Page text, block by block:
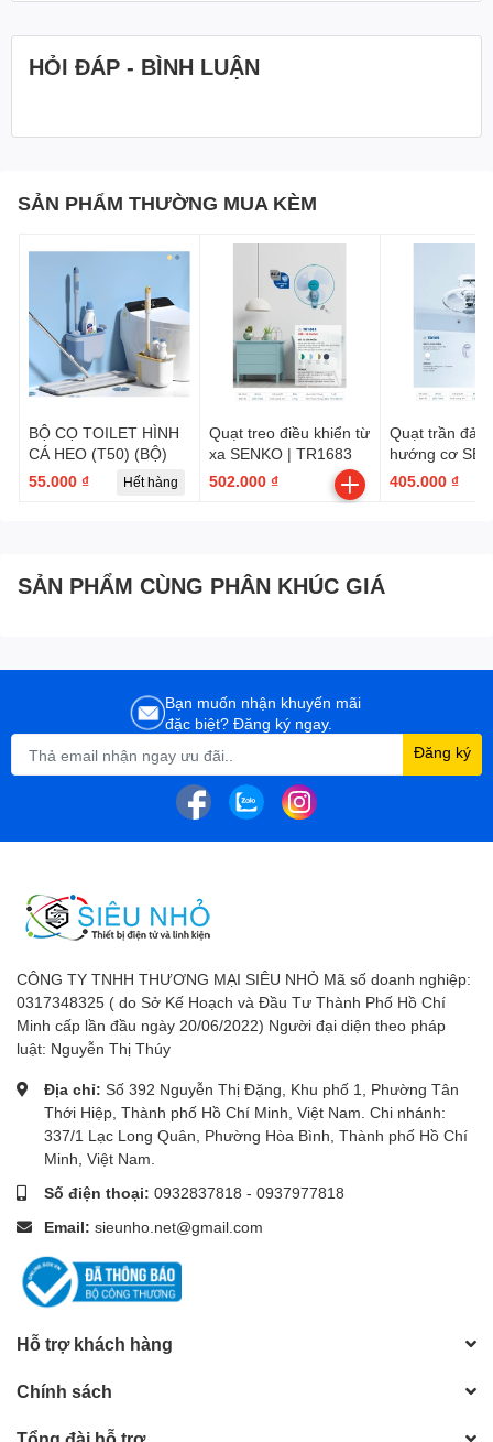
HỎI ĐÁP - BÌNH LUẬN
SẢN PHẨM THƯỜNG MUA KÈM
BỘ CỌ TOILET HÌNH
CÁ HEO (T50) (BỘ)
55.000 ₫
Hết hàng
Quạt treo điều khiển từ
xa SENKO | TR1683
502.000 ₫
Quạt trần đảo
hướng cơ
TD105
405.000 ₫
SẢN PHẨM CÙNG PHÂN KHÚC GIÁ
Bạn muốn nhận khuyến mãi
đặc biệt? Đăng ký ngay.
Đăng ký
CÔNG TY TNHH THƯƠNG MẠI SIÊU NHỎ Mã số doanh nghiệp:
0317348325 ( do Sở Kế Hoạch và Đầu Tư Thành Phố Hồ Chí
Minh cấp lần đầu ngày 20/06/2022) Người đại diện theo pháp
luật: Nguyễn Thị Thúy
Địa chỉ: Số 392 Nguyễn Thị Đặng, Khu phố 1, Phường Tân
Thới Hiệp, Thành phố Hồ Chí Minh, Việt Nam. Chi nhánh:
337/1 Lạc Long Quân, Phường Hòa Bình, Thành phố Hồ Chí
Minh, Việt Nam.
Số điện thoại: 0932837818 - 0937977818
Email: sieunho.net@gmail.com
Hỗ trợ khách hàng
Chính sách